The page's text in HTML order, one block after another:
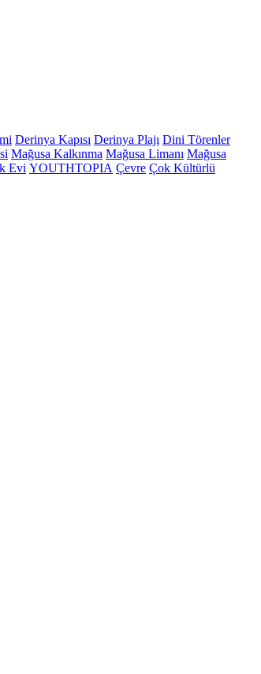
Derinya Kapısı Derinya Plajı Dini Törenler
Mağusa Kalkınma Mağusa Limanı Mağusa
Evi YOUTHTOPIA Çevre Çok Kültürlü